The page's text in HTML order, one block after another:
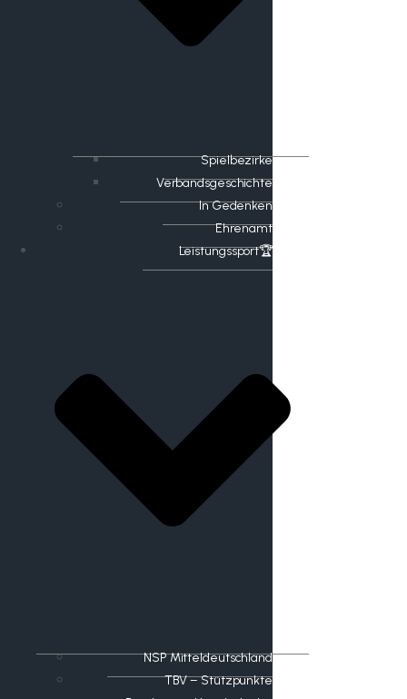
Spielbezirke
Verbandsgeschichte
In Gedenken
Ehrenamt
​Leistungssport🏆
NSP Mitteldeutschland
TBV – Stützpunkte